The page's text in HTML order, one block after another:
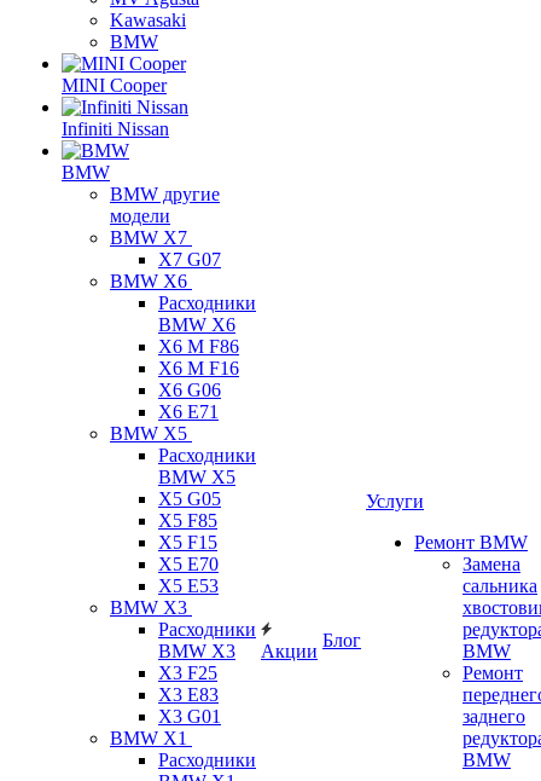
Kawasaki
BMW
MINI Cooper
Infiniti Nissan
BMW
BMW другие
модели
BMW X7
X7 G07
BMW X6
Расходники
BMW X6
X6 M F86
X6 M F16
X6 G06
X6 E71
BMW X5
Расходники
BMW X5
X5 G05
X5 F85
X5 F15
X5 E70
X5 E53
BMW X3
Расходники
BMW X3
X3 F25
X3 E83
X3 G01
BMW X1
Расходники
Акции
Блог
Услуги
Ремонт BMW
Замена
сальника
BMW
Ремонт
заднего
BMW